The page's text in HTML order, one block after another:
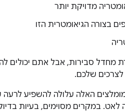
מדויקת יותר
בצורה הגיאומטרית הזו
מחדל סבירות, אבל אתם יכולים
לצרכים שלכם.
האלה עלולה להשפיע
לאט. במקרים מסוימים, בעיות